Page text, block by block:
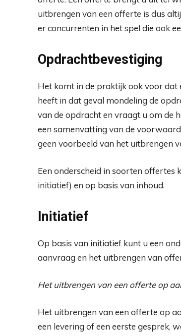
uitbrengen van een offerte is dus
er concurrenten in het spel die ook
Opdrachtbevestiging
Het komt in de praktijk ook voor
heeft in dat geval mondeling de
van de opdracht en vraagt u om de
een samenvatting van de
geen voorbeeld van het uitbrengen
Een onderscheid in soorten offertes
initiatief) en op basis van inhoud.
Initiatief
Op basis van initiatief kunt u een
aanvraag en het uitbrengen van
Het uitbrengen van een offerte op
Het uitbrengen van een offerte op
een levering of een eerste gesprek,